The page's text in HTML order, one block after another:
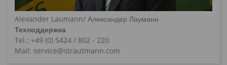
Alexander Laumann/ Александер Лауманн
Техподдержка
Tel.: +49 (0) 5424 / 802 - 220
Mail: service@strautmann.com